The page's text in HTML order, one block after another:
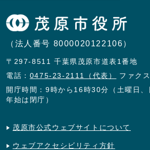
（法人番号 8000020122106）
〒297-8511 千葉県茂原市道表1番地
電話： 0475-23-2111（代表）
ファク
開庁時間：9時から16時30分（土曜日
年始は閉庁）
茂原市公式ウェブサイトについて
ウェブアクセシビリティ方針